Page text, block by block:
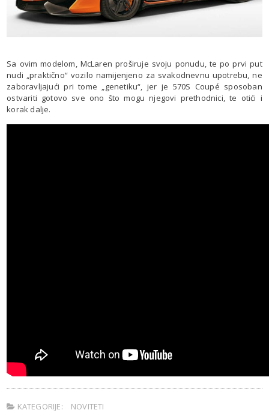
Sa ovim modelom, McLaren proširuje svoju ponudu, te po prvi put
nudi „praktično“ vozilo namijenjeno za svakodnevnu upotrebu, ne
zaboravljajući pri tome „genetiku“, jer je 570S Coupé sposoban
ostvariti gotovo sve ono što mogu njegovi prethodnici, te otići i
korak dalje.
KATEGORIJE:
NOVITETI